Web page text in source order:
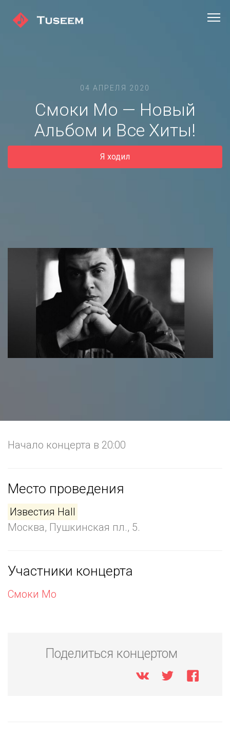
04 АПРЕЛЯ 2020
Смоки Мо — Новый
Альбом и Все Хиты!
Я ходил
Начало концерта в 20:00
Место проведения
Известия Hall
Москва, Пушкинская пл., 5.
Участники концерта
Смоки Мо
Поделиться концертом